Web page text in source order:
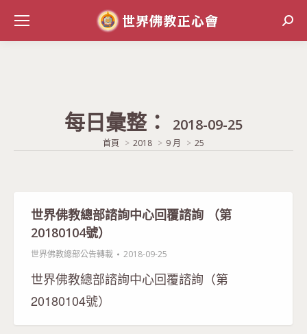
每日彙整： 2018-09-25
當前位置:
首頁 2018 9 月 25
世界佛教總部諮詢中心回覆諮詢 （第
20180104號）
世界佛教總部公告轉載 2018-09-25
世界佛教總部諮詢中心回覆諮詢（第
20180104號）